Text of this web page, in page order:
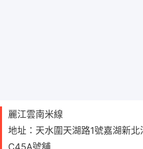
麗江雲南米線
地址：天水圍天湖路1號嘉湖新北
C45A號舖